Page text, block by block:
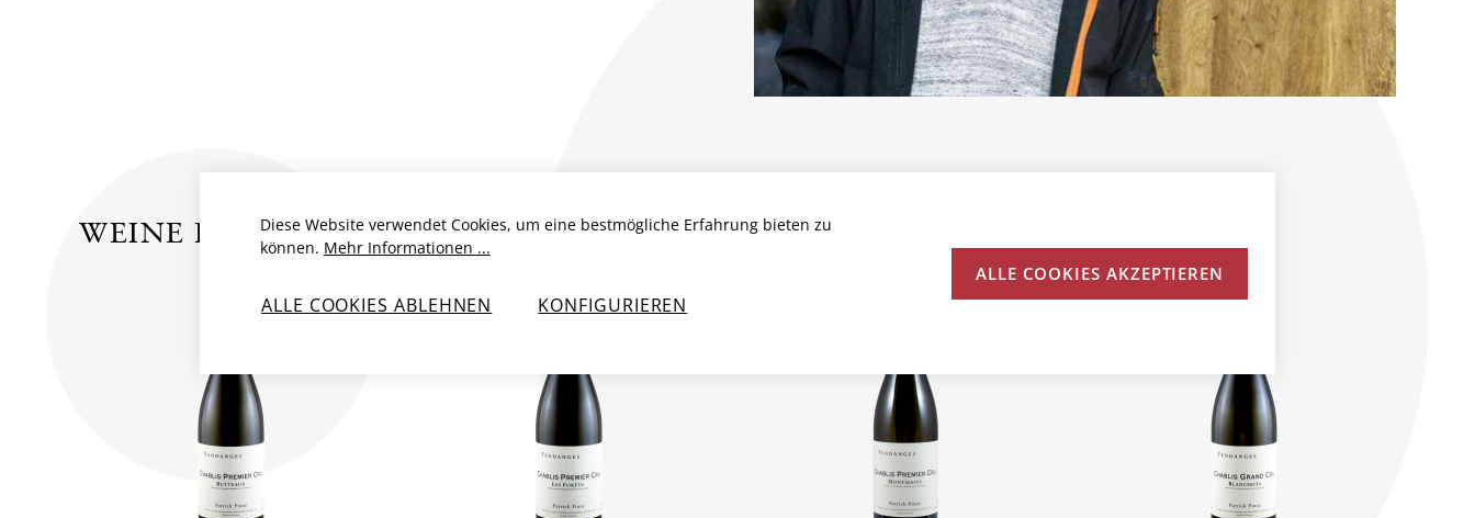
WEINE DES PRODUZENTEN
Diese Website verwendet Cookies, um eine bestmögliche Erfahrung bieten zu
können. Mehr Informationen ...
ALLE COOKIES ABLEHNEN KONFIGURIEREN
ALLE COOKIES AKZEPTIEREN